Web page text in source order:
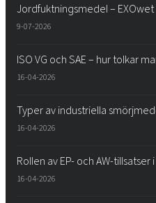
Jordfuktningsmedel – EXOwet
9-07-2026
ISO VG och SAE – hur tolkar
16-04-2026
Typer av industriella
16-04-2026
Rollen av EP- och AW-
16-04-2026